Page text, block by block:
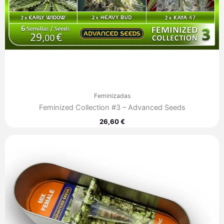
Feminizadas
Feminized Collection #3 – Advanced Seeds
26,60€
249,80 €